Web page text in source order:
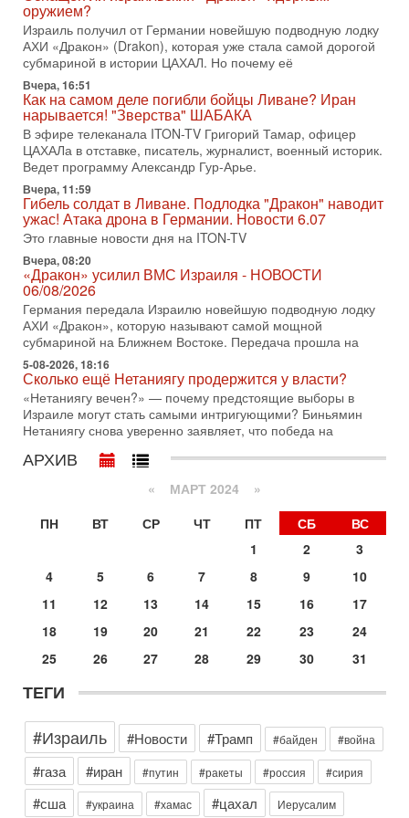
вспомнить взлет партии «Исраэль ба-алия», когда
31-07-2026, 17:00
Тайны закрытых дверей: о чём на самом деле
молчат Трамп и Нетаньяху?
Недавний визит премьер-министра Израиля Биньямина
Нетаньяху в США и его встреча с Дональдом Трампом
оставили больше вопросов, чем ответов. Полная
31-07-2026, 15:18
Иран готовит покушение на Нетаниягу! Трамп не
хочет эскалации, но КСИР готовит взрыв!
В эфире телеканала ITON-TV СЕРГЕЙ МИГДАЛЬ, эксперт
по вопросам безопасности, офицер запаса
Международного управления полиции Израиля, автор
31-07-2026, 09:02
Битва за разоружение ХАМАСа - НОВОСТИ
31/07/2026
Сегодня президент США Дональд Трамп заявил о
достижении исторического соглашения о полном
разоружении ХАМАСа и других вооруженных группировок в
Иран доведет Трампа до крайних мер? Разбор и
оценка от военного обозревателя Давида Шарпа
Ситуация вокруг противостояния Ирана и США накаляется
с каждым днем. Почему Трамп в самый последний момент
отменил решение о нанесении тяжелых ударов
30-07-2026, 16:54
Покупатель авиакомпании «Аркия» намерен
запретить полеты по субботам!
Вокруг возможной продажи авиакомпании «Аркия»
разгорается громкий конфликт.
Трамп готовит удар по Ирану - НОВОСТИ 30/07/2026
возможность масштабной военной операции против Ирана
после ракетной атаки на американскую базу в
Трамп взбешен атакой на базы! Иран играет с огнем.
В эфире телеканала ITON-TV политолог Цви Маген,
АМАН, глава спецслужбы "Натив", ‎Чрезвычайный и
Вчера, 17:49
Оснащен ли израильский «Дракон» ядерным
оружием?
Израиль получил от Германии новейшую подводную лодку
оружием?
Израиль получил от Германии новейшую подводную лодку
АХИ «Дракон» (Drakon), которая уже стала самой дорогой
субмариной в истории ЦАХАЛ. Но почему её
Вчера, 16:51
Как на самом деле погибли бойцы Ливане? Иран
нарывается! "Зверства" ШАБАКА
В эфире телеканала ITON-TV Григорий Тамар, офицер
ЦАХАЛа в отставке, писатель, журналист, военный историк.
Ведет программу Александр Гур-Арье.
Вчера, 11:59
Гибель солдат в Ливане. Подлодка "Дракон" наводит
ужас! Атака дрона в Германии. Новости 6.07
Это главные новости дня на ITON-TV
Вчера, 08:20
«Дракон» усилил ВМС Израиля - НОВОСТИ
06/08/2026
Германия передала Израилю новейшую подводную лодку
АХИ «Дракон», которую называют самой мощной
субмариной на Ближнем Востоке. Передача прошла на
5-08-2026, 18:16
Сколько ещё Нетаниягу продержится у власти?
«Нетаниягу вечен?» — почему предстоящие выборы в
Израиле могут стать самыми интригующими? Биньямин
Нетаниягу снова уверенно заявляет, что победа на
АРХИВ
« МАРТ 2024 »
ПН
ВТ СР ЧТ ПТ СБ
ВС
1
2
3
4
5 6 7 8 9
10
11
12 13 14 15 16
17
18
19 20 21 22 23
24
25
26 27 28 29 30 31
ТЕГИ
#Израиль
#Новости #Трамп #байден #война
#газа #иран #путин #ракеты #россия #сирия
#сша #украина #хамас #цахал Иерусалим